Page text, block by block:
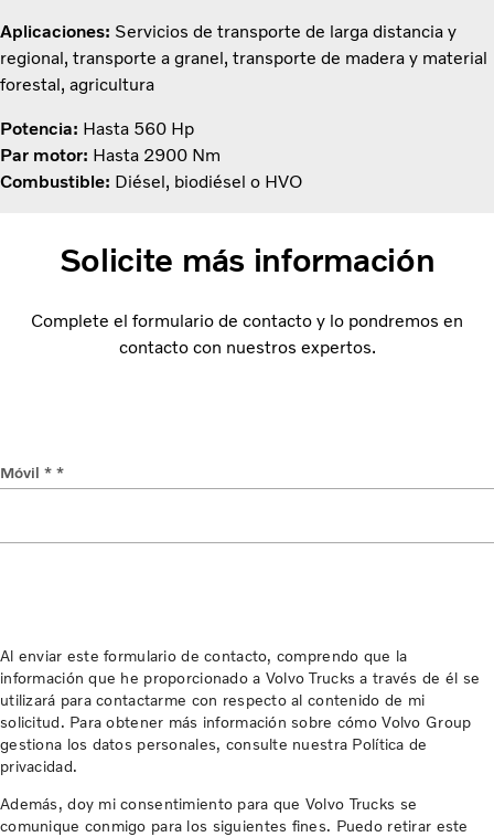
Aplicaciones: Servicios de transporte de larga distancia y
regional, transporte a granel, transporte de madera y material
forestal, agricultura
Potencia: Hasta 560 Hp
Par motor: Hasta 2900 Nm
Combustible: Diésel, biodiésel o HVO
Solicite más información
Complete el formulario de contacto y lo pondremos en
contacto con nuestros expertos.
Móvil * *
Al enviar este formulario de contacto, comprendo que la
información que he proporcionado a Volvo Trucks a través de él se
utilizará para contactarme con respecto al contenido de mi
solicitud. Para obtener más información sobre cómo Volvo Group
gestiona los datos personales, consulte nuestra Política de
privacidad.
Además, doy mi consentimiento para que Volvo Trucks se
comunique conmigo para los siguientes fines. Puedo retirar este